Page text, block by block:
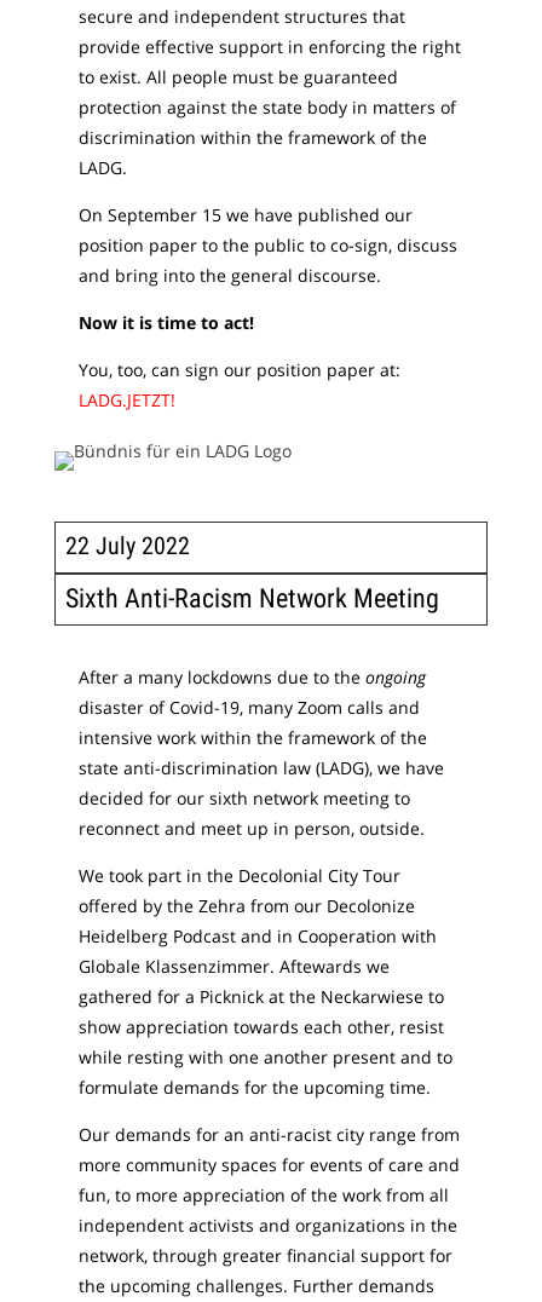
secure and independent structures that
provide effective support in enforcing the right
to exist. All people must be guaranteed
protection against the state body in matters of
discrimination within the framework of the
LADG.
On September 15 we have published our
position paper to the public to co-sign, discuss
and bring into the general discourse.
Now it is time to act!
You, too, can sign our position paper at:
LADG.JETZT!
22 July 2022
Sixth Anti-Racism Network Meeting
After a many lockdowns due to the ongoing
disaster of Covid-19, many Zoom calls and
intensive work within the framework of the
state anti-discrimination law (LADG), we have
decided for our sixth network meeting to
reconnect and meet up in person, outside.
We took part in the Decolonial City Tour
offered by the Zehra from our Decolonize
Heidelberg Podcast and in Cooperation with
Globale Klassenzimmer. Aftewards we
gathered for a Picknick at the Neckarwiese to
show appreciation towards each other, resist
while resting with one another present and to
formulate demands for the upcoming time.
Our demands for an anti-racist city range from
more community spaces for events of care and
fun, to more appreciation of the work from all
independent activists and organizations in the
network, through greater financial support for
the upcoming challenges. Further demands